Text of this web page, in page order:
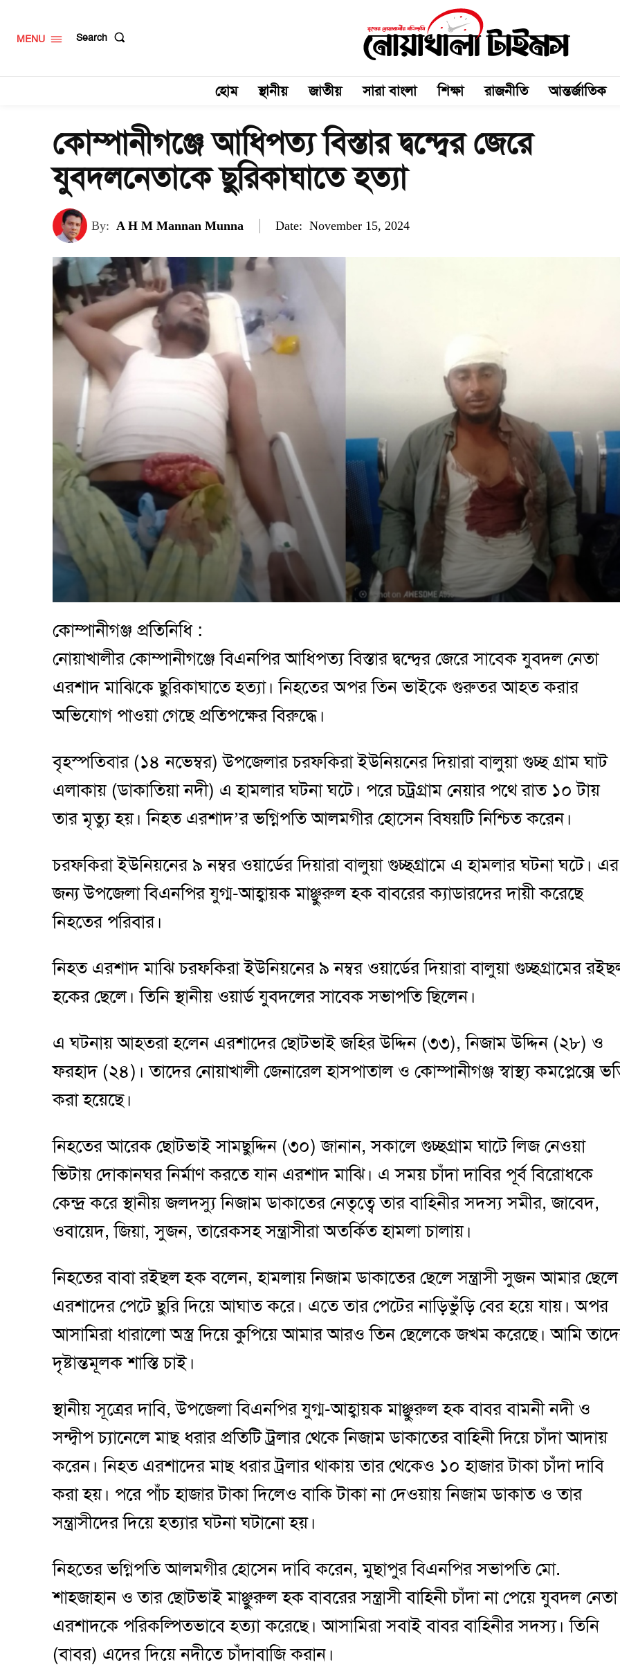
MENU Search
হোম স্থানীয় জাতীয় সারা বাংলা শিক্ষা রাজনীতি আন্তর্জাতিক
কোম্পানীগঞ্জে আধিপত্য বিস্তার দ্বন্দ্বের জেরে
যুবদলনেতাকে ছুরিকাঘাতে হত্যা
By: A H M Mannan Munna Date: November 15, 2024
কোম্পানীগঞ্জ প্রতিনিধি :
নোয়াখালীর কোম্পানীগঞ্জে বিএনপির আধিপত্য বিস্তার দ্বন্দ্বের জেরে সাবেক যুবদল নেতা
এরশাদ মাঝিকে ছুরিকাঘাতে হত্যা। নিহতের অপর তিন ভাইকে গুরুতর আহত করার
অভিযোগ পাওয়া গেছে প্রতিপক্ষের বিরুদ্ধে।
বৃহস্পতিবার (১৪ নভেম্বর) উপজেলার চরফকিরা ইউনিয়নের দিয়ারা বালুয়া গুচ্ছ গ্রাম ঘাট
এলাকায় (ডাকাতিয়া নদী) এ হামলার ঘটনা ঘটে। পরে চট্রগ্রাম নেয়ার পথে রাত ১০ টায়
তার মৃত্যু হয়। নিহত এরশাদ’র ভগ্নিপতি আলমগীর হোসেন বিষয়টি নিশ্চিত করেন।
চরফকিরা ইউনিয়নের ৯ নম্বর ওয়ার্ডের দিয়ারা বালুয়া গুচ্ছগ্রামে এ হামলার ঘটনা ঘটে। এর
জন্য উপজেলা বিএনপির যুগ্ম-আহ্বায়ক মাঞ্ছুরুল হক বাবরের ক্যাডারদের দায়ী করেছে
নিহতের পরিবার।
নিহত এরশাদ মাঝি চরফকিরা ইউনিয়নের ৯ নম্বর ওয়ার্ডের দিয়ারা বালুয়া গুচ্ছগ্রামের
হকের ছেলে। তিনি স্থানীয় ওয়ার্ড যুবদলের সাবেক সভাপতি ছিলেন।
এ ঘটনায় আহতরা হলেন এরশাদের ছোটভাই জহির উদ্দিন (৩৩), নিজাম উদ্দিন (২৮) ও
ফরহাদ (২৪)। তাদের নোয়াখালী জেনারেল হাসপাতাল ও কোম্পানীগঞ্জ স্বাস্থ্য কমপ্লেক্সে
করা হয়েছে।
নিহতের আরেক ছোটভাই সামছুদ্দিন (৩০) জানান, সকালে গুচ্ছগ্রাম ঘাটে লিজ নেওয়া
ভিটায় দোকানঘর নির্মাণ করতে যান এরশাদ মাঝি। এ সময় চাঁদা দাবির পূর্ব বিরোধকে
কেন্দ্র করে স্থানীয় জলদস্যু নিজাম ডাকাতের নেতৃত্বে তার বাহিনীর সদস্য সমীর, জাবেদ,
ওবায়েদ, জিয়া, সুজন, তারেকসহ সন্ত্রাসীরা অতর্কিত হামলা চালায়।
নিহতের বাবা রইছল হক বলেন, হামলায় নিজাম ডাকাতের ছেলে সন্ত্রাসী সুজন আমার ছেলে
এরশাদের পেটে ছুরি দিয়ে আঘাত করে। এতে তার পেটের নাড়িভুঁড়ি বের হয়ে যায়। অপর
আসামিরা ধারালো অস্ত্র দিয়ে কুপিয়ে আমার আরও তিন ছেলেকে জখম করেছে। আমি
দৃষ্টান্তমূলক শাস্তি চাই।
স্থানীয় সূত্রের দাবি, উপজেলা বিএনপির যুগ্ম-আহ্বায়ক মাঞ্ছুরুল হক বাবর বামনী নদী ও
সন্দ্বীপ চ্যানেলে মাছ ধরার প্রতিটি ট্রলার থেকে নিজাম ডাকাতের বাহিনী দিয়ে চাঁদা আদায়
করেন। নিহত এরশাদের মাছ ধরার ট্রলার থাকায় তার থেকেও ১০ হাজার টাকা চাঁদা দাবি
করা হয়। পরে পাঁচ হাজার টাকা দিলেও বাকি টাকা না দেওয়ায় নিজাম ডাকাত ও তার
সন্ত্রাসীদের দিয়ে হত্যার ঘটনা ঘটানো হয়।
নিহতের ভগ্নিপতি আলমগীর হোসেন দাবি করেন, মুছাপুর বিএনপির সভাপতি মো.
শাহজাহান ও তার ছোটভাই মাঞ্ছুরুল হক বাবরের সন্ত্রাসী বাহিনী চাঁদা না পেয়ে যুবদল নেতা
এরশাদকে পরিকল্পিতভাবে হত্যা করেছে। আসামিরা সবাই বাবর বাহিনীর সদস্য। তিনি
(বাবর) এদের দিয়ে নদীতে চাঁদাবাজি করান।